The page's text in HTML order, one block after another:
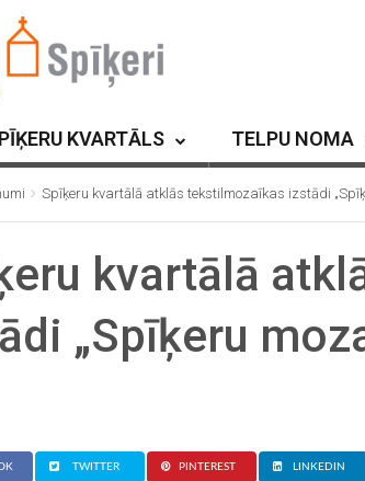
KVARTĀLS TELPU NOMA
Spīķeru kvartālā atklās tekstilmozaīkas izstādi
kvartālā
„Spīķeru
TWITTER PINTEREST LINKEDIN